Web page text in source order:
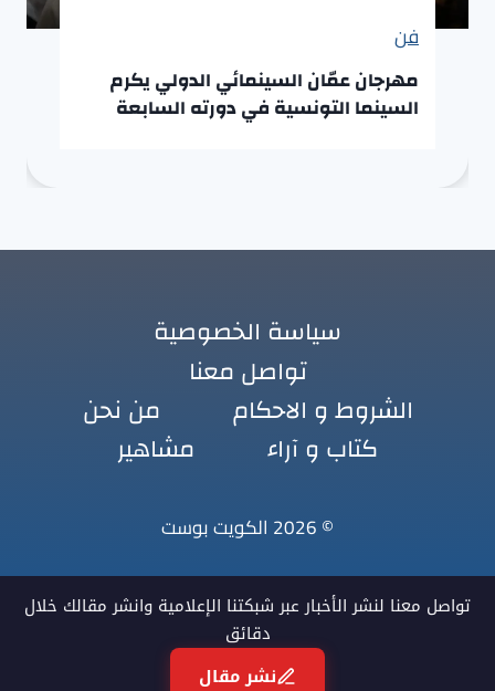
فن
مهرجان عمّان السينمائي الدولي يكرم
السينما التونسية في دورته السابعة
سياسة الخصوصية
تواصل معنا
الشروط و الاحكام
من نحن
كتاب و آراء
مشاهير
© 2026 الكويت بوست
تواصل معنا لنشر الأخبار عبر شبكتنا الإعلامية وانشر مقالك خلال
دقائق
نشر مقال